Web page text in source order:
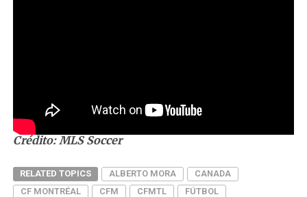
Crédito: MLS Soccer
RELATED TOPICS ALBERTO MORA
CANADA
CF MONTRÉAL
CFM CFMTL
FÚTBOL